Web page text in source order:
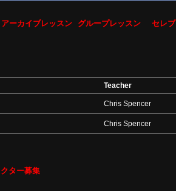
アーカイブレッスン グループレッスン セレブ
Teacher
Chris Spencer
Chris Spencer
ター募集